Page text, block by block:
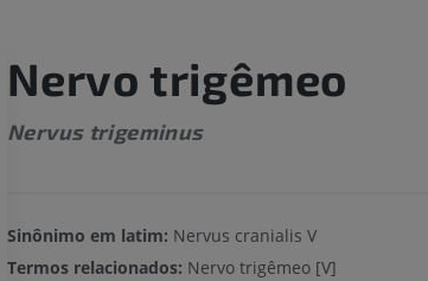
Nervo trigêmeo
Nervus trigeminus
Sinônimo em latim: Nervus cranialis V
Termos relacionados: Nervo trigêmeo [V]